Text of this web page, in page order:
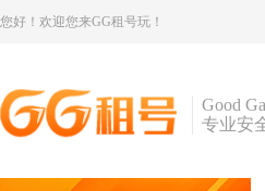
您好！欢迎您来GG租号玩！
Good
专业安